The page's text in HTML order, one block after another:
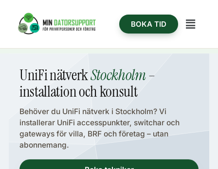
innehåll
Meny
BOKA TID
UniFi nätverkStockholm–
installation och konsult
Behöver du UniFi nätverk i Stockholm? Vi
installerar UniFi accesspunkter, switchar och
gateways för villa, BRF och företag – utan
abonnemang.